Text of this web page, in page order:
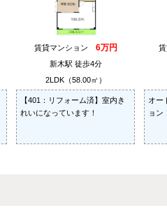
賃貸マンション 6万円
新木駅 徒歩4分
2LDK（58.00㎡）
【401：リフォーム済】室内き
れいになっています！
オー
ョン！